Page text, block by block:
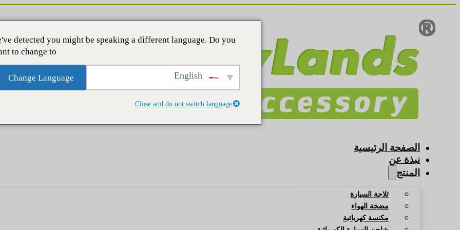
الصفحة الرئيسية
نبذة عن
المنتج
ثلاجة السيارة
مضخة الهواء
مكنسة كهربائية
detected you might be speaking a different language. Do you
to change to:
Change Language
Close and do not switch language